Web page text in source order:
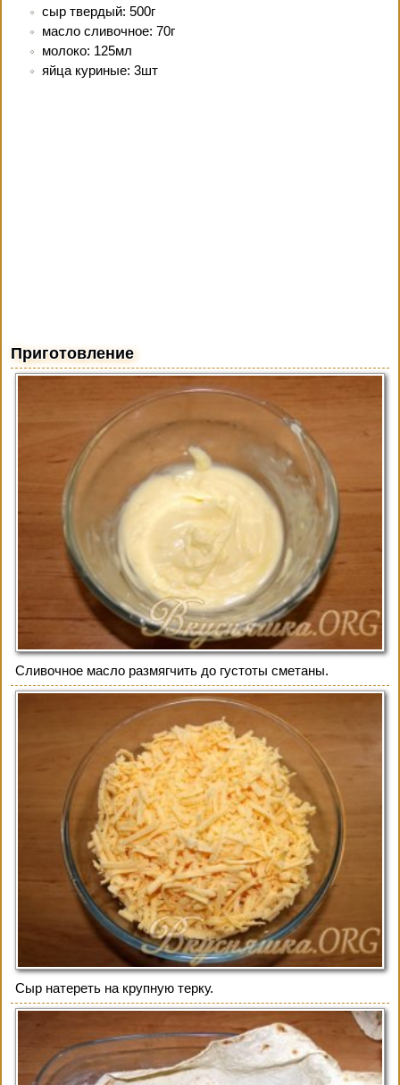
сыр твердый: 500г
масло сливочное: 70г
молоко: 125мл
яйца куриные: 3шт
Приготовление
Сливочное масло размягчить до густоты сметаны.
Сыр натереть на крупную терку.